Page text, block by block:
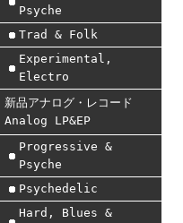
Psyche
Trad & Folk
Experimental,
Electro
新品アナログ・レコード
Analog LP&EP
Progressive &
Psyche
Psychedelic
Hard, Blues &